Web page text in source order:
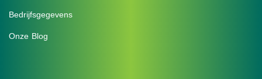
Bedrijfsgegevens
Onze Blog